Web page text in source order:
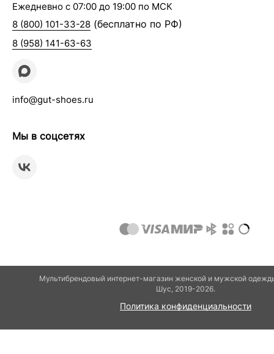
Ежедневно с 07:00 до 19:00 по МСК
8 (800) 101-33-28 (бесплатно по РФ)
8 (958) 141-63-63
info@gut-shoes.ru
Мы в соцсетях
Мультибрендовый интернет-магазин женской и мужской
Шуc, 2019-2026.
Политика конфиденциальности